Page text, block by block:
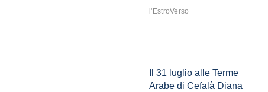
l'EstroVerso
Il 31 luglio alle Terme
Arabe di Cefalà Diana